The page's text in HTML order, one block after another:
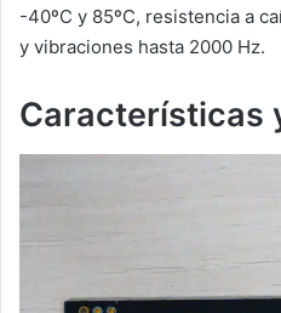
-40ºC y 85ºC, resistencia a
y vibraciones hasta 2000 Hz.
Características